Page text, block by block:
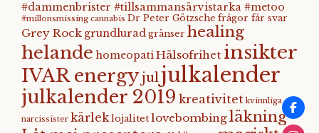
#dammenbrister #tillsammansärvistarka #metoo
#millonsmissing cannabis Dr Peter Götzsche frågor får svar
Grey Rock grundlurad gränser healing
helande homeopatiHälsofrihet insikter
IVAR energyjuljulkalender
julkalender 2019 kreativitet kvinnliga
narcissister kärlek lojalitet lovebombingläkning